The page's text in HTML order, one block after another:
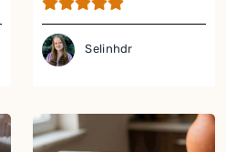
Selinhdr